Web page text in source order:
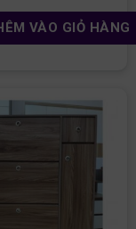
VÀO GIỎ HÀNG